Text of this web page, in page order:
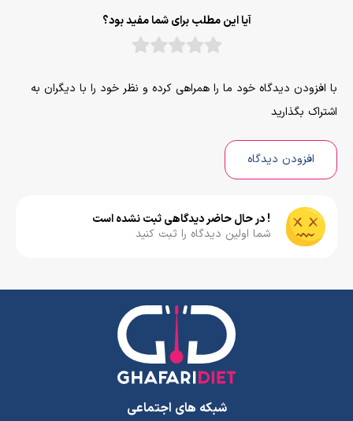
آیا این مطلب برای شما مفید بود؟
با افزودن دیدگاه خود ما را همراهی کرده و نظر خود را با دیگران به
اشتراک بگذارید
افزودن دیدگاه
! در حال حاضر دیدگاهی ثبت نشده است
شما اولین دیدگاه را ثبت کنید
شبکه های اجتماعی